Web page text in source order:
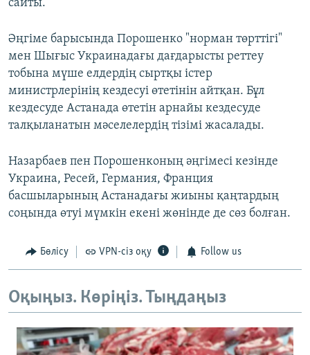
сайты.
​Әңгіме барысында Порошенко "норман төрттігі"
мен Шығыс Украинадағы дағдарысты реттеу
тобына мүше елдердің сыртқы істер
министрлерінің кездесуі өтетінін айтқан. Бұл
кездесуде Астанада өтетін арнайы кездесуде
талқыланатын мәселелердің тізімі жасалады.
Назарбаев пен Порошенконың әңгімесі кезінде
Украина, Ресей, Германия, Франция
басшыларының Астанадағы жиыны қаңтардың
соңында өтуі мүмкін екені жөнінде де сөз болған.
Бөлісу VPN-сіз оқу Follow us
Оқыңыз. Көріңіз. Тыңдаңыз